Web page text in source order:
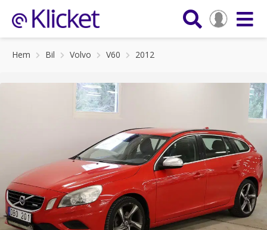
Hem Bil Volvo V60 2012